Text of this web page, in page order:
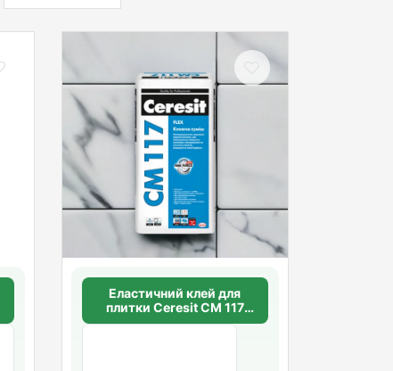
Еластичний клей для
плитки Ceresit CМ 117
FLEX